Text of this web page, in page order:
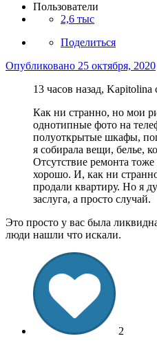
Пользователи
2,6 тыс
Поделиться
Опубликовано 25 октября, 2020
13 часов назад, Kapitolina
Как ни странно, но мои
однотипные фото на
полуоткрытые шкафы,
я собирала вещи, белье,
Отсутствие ремонта
хорошо. И, как ни
продали квартиру. Но я
заслуга, а просто случай.
Это просто у вас была
люди нашли что искали.
2